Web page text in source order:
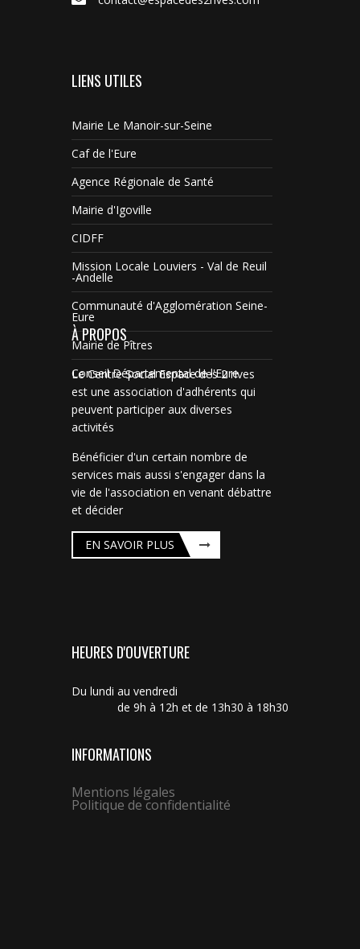
LIENS UTILES
Mairie Le Manoir-sur-Seine
Caf de l'Eure
Agence Régionale de Santé
Mairie d'Igoville
CIDFF
Mission Locale Louviers - Val de Reuil
-Andelle
Communauté d'Agglomération Seine-
Eure
Mairie de Pîtres
Conseil Départemental de l'Eure
À PROPOS
Le Centre Social Espace des 2 rives
est une association d'adhérents qui
peuvent participer aux diverses
activités
Bénéficier d'un certain nombre de
services mais aussi s'engager dans la
vie de l'association en venant débattre
et décider
EN SAVOIR PLUS
HEURES D'OUVERTURE
Du lundi au vendredi
de 9h à 12h et de 13h30 à 18h30
INFORMATIONS
Mentions légales
Politique de confidentialité